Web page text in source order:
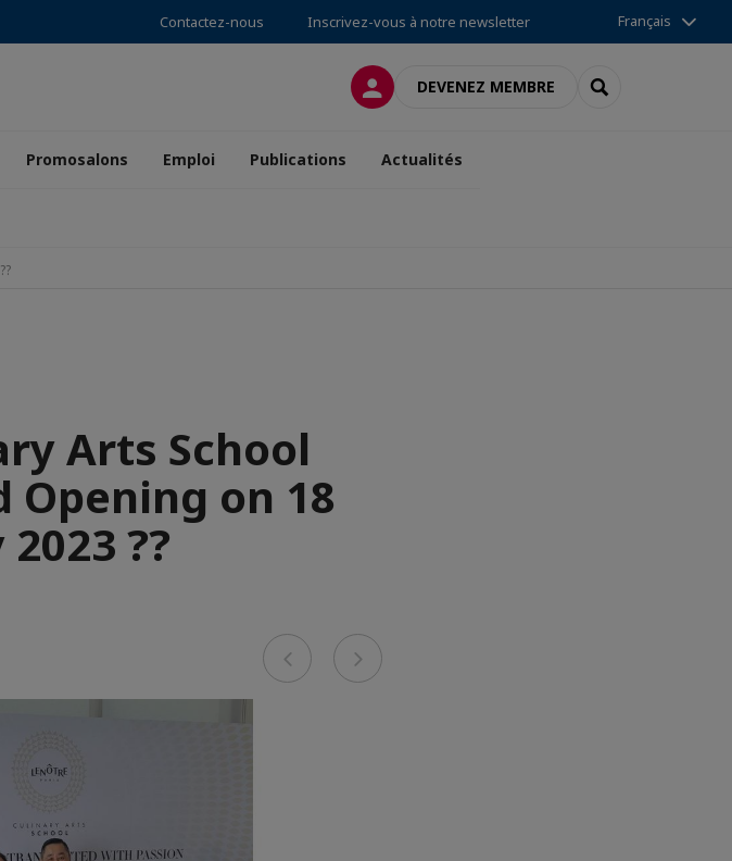
Contactez-nous Inscrivez-vous à notre newsletter Français
CONNEXIONDEVENEZ MEMBRE RECHERCHER
Promosalons Emploi Publications Actualités
Arts School
Opening on 18
??
Previous